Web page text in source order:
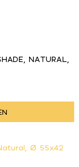
NATURAL,